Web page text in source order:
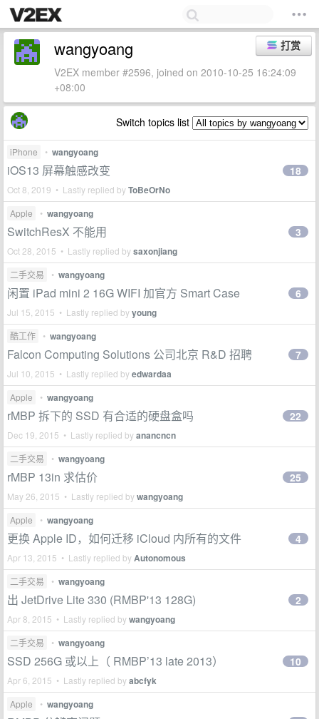
打赏
wangyoang
V2EX member #2596, joined on 2010-10-25 16:24:09
+08:00
Switch topics list
iPhone • wangyoang
iOS13 屏幕触感改变
Oct 8, 2019 • Lastly replied byToBeOrNo
18
Apple • wangyoang
SwitchResX 不能用
Oct 28, 2015 • Lastly replied bysaxonjiang
3
二手交易 • wangyoang
闲置 iPad mini 2 16G WIFI 加官方 Smart Case
Jul 15, 2015 • Lastly replied byyoung
6
酷工作 • wangyoang
Falcon Computing Solutions 公司北京 R&D 招聘
Jul 10, 2015 • Lastly replied byedwardaa
7
Apple • wangyoang
rMBP 拆下的 SSD 有合适的硬盘盒吗
Dec 19, 2015 • Lastly replied byanancncn
22
二手交易 • wangyoang
rMBP 13in 求估价
May 26, 2015 • Lastly replied bywangyoang
25
Apple • wangyoang
更换 Apple ID，如何迁移 iCloud 内所有的文件
Apr 13, 2015 • Lastly replied byAutonomous
4
二手交易 • wangyoang
出 JetDrive Lite 330 (RMBP'13 128G)
Apr 8, 2015 • Lastly replied bywangyoang
2
二手交易 • wangyoang
SSD 256G 或以上（ RMBP’13 late 2013）
Apr 6, 2015 • Lastly replied byabcfyk
10
Apple • wangyoang